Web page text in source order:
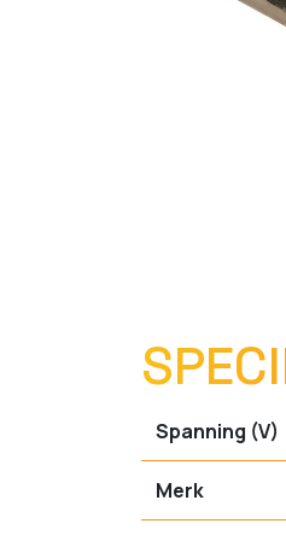
Spanning (V)
Merk